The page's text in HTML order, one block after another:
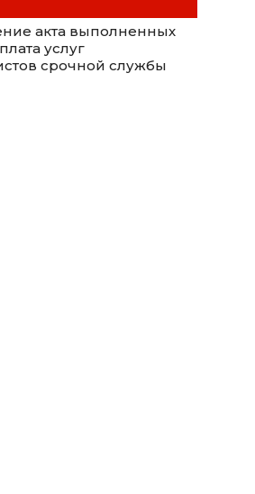
акта выполненных
услуг
срочной службы